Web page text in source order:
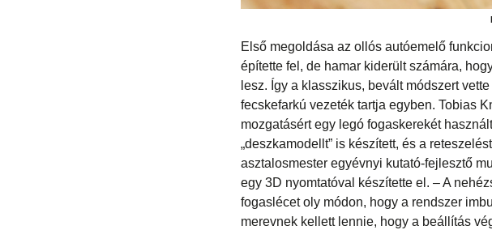
Első megoldása az ollós autóemelő
építette fel, de hamar kiderült számára,
lesz. Így a klasszikus, bevált módszert
fecskefarkú vezeték tartja egyben. Tobias
mozgatásért egy legó fogaskerekét
„deszkamodellt” is készített, és a
asztalosmester egyévnyi kutató-fejlesztő
egy 3D nyomtatóval készítette el. – A
fogaslécet oly módon, hogy a rendszer
merevnek kellett lennie, hogy a beállítás